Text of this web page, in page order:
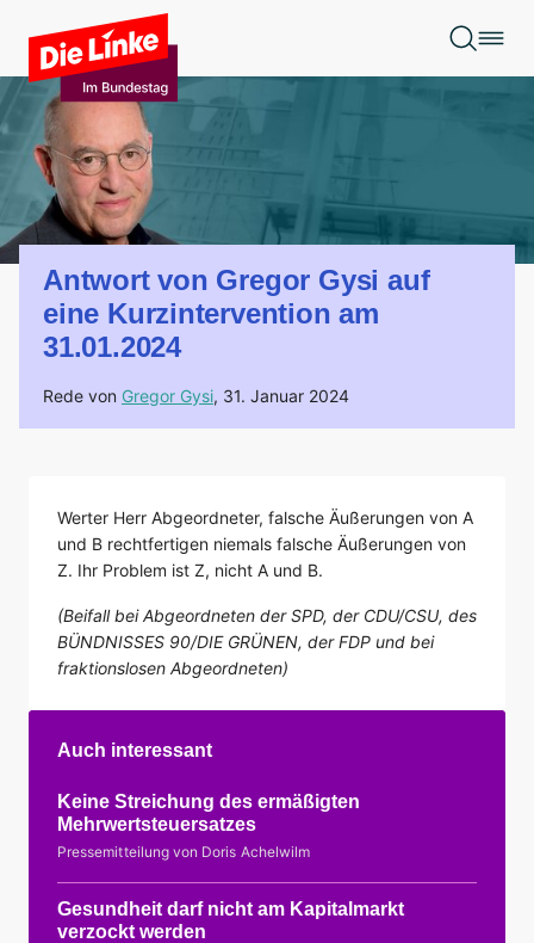
Zum Hauptinhalt springen
Antwort von Gregor Gysi auf
eine Kurzintervention am
31.01.2024
Rede von Gregor Gysi, 31. Januar 2024
Werter Herr Abgeordneter, falsche Äußerungen von A
und B rechtfertigen niemals falsche Äußerungen von
Z. Ihr Problem ist Z, nicht A und B.
(Beifall bei Abgeordneten der SPD, der CDU/CSU, des
BÜNDNISSES 90/DIE GRÜNEN, der FDP und bei
fraktionslosen Abgeordneten)
Auch interessant
Keine Streichung des ermäßigten
Mehrwertsteuersatzes
Pressemitteilung von Doris Achelwilm
Gesundheit darf nicht am Kapitalmarkt
verzockt werden